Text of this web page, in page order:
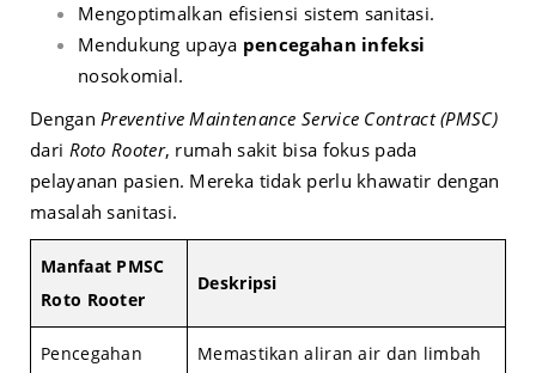
Mengoptimalkan efisiensi sistem sanitasi.
Mendukung upaya pencegahan infeksi
nosokomial.
DenganPreventive Maintenance Service Contract (PMSC)
dari Roto Rooter, rumah sakit bisa fokus pada
pelayanan pasien. Mereka tidak perlu khawatir dengan
masalah sanitasi.
Manfaat PMSC
Roto Rooter
Deskripsi
Pencegahan Memastikan aliran air dan limbah